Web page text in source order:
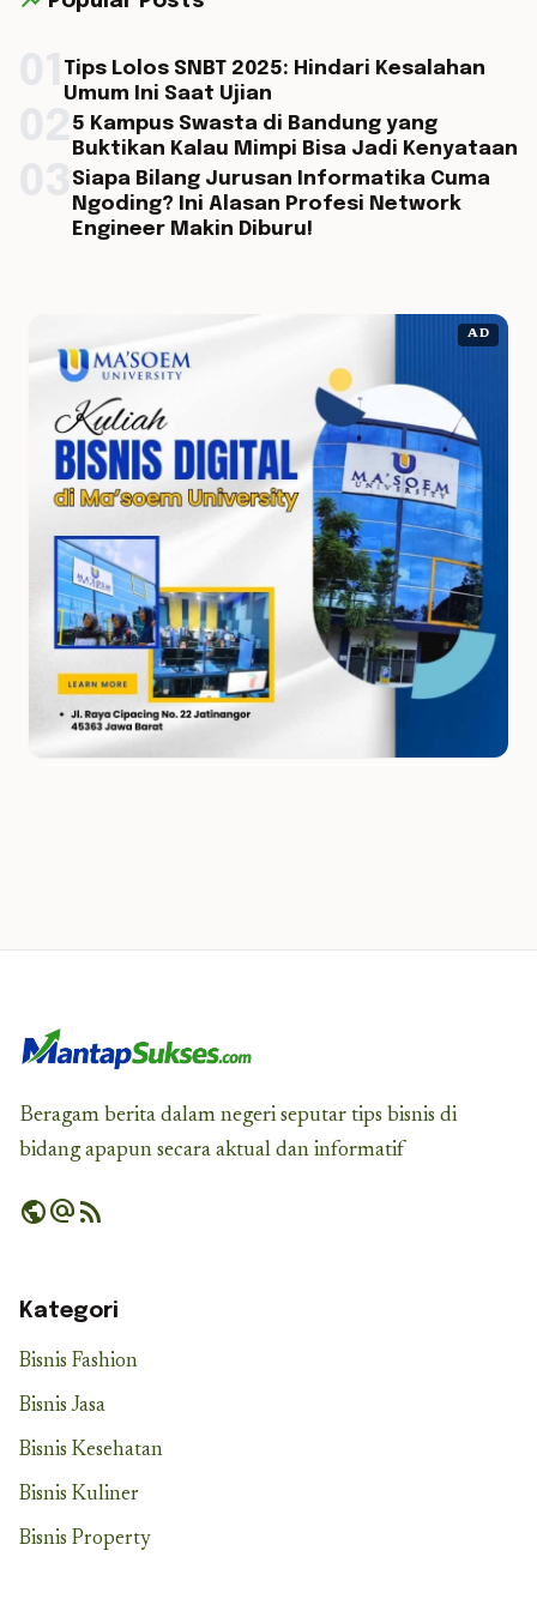
Tips Lolos SNBT 2025: Hindari Kesalahan
Umum Ini Saat Ujian
5 Kampus Swasta di Bandung yang
Buktikan Kalau Mimpi Bisa Jadi Kenyataan
Siapa Bilang Jurusan Informatika Cuma
Ngoding? Ini Alasan Profesi Network
Engineer Makin Diburu!
AD
Beragam berita dalam negeri seputar tips bisnis di
bidang apapun secara aktual dan informatif
publicalternate_emailrss_feed
Kategori
Bisnis Fashion
Bisnis Jasa
Bisnis Kesehatan
Bisnis Kuliner
Bisnis Property